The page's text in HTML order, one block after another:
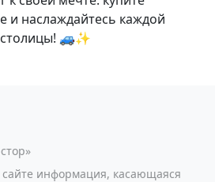
и наслаждайтесь каждой
🚙✨
сайте информация, касающаяся